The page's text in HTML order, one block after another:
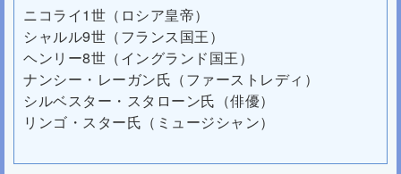
ニコライ1世（ロシア皇帝）
シャルル9世（フランス国王）
ヘンリー8世（イングランド国王）
ナンシー・レーガン氏（ファーストレディ）
シルベスター・スタローン氏（俳優）
リンゴ・スター氏（ミュージシャン）